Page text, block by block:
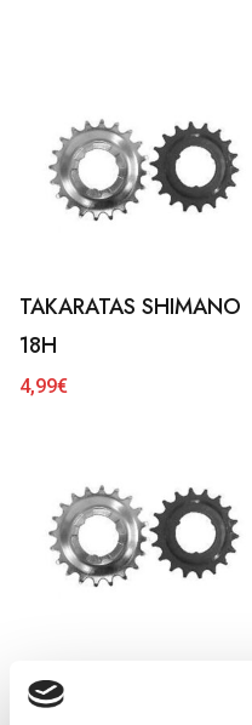
TAKARATAS SHIMANO
18H
4,99€
TAKARATAS SHIMANO
20H